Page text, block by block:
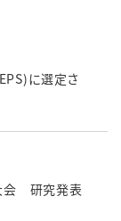
に選定さ
会 研究発表